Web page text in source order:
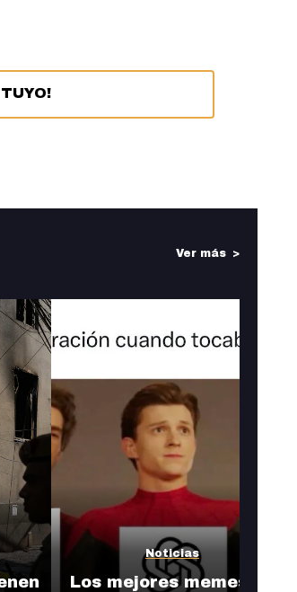
Ver más
Noticias
Los mejores memes de